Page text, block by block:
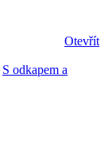
Otevřít
S odkapem a